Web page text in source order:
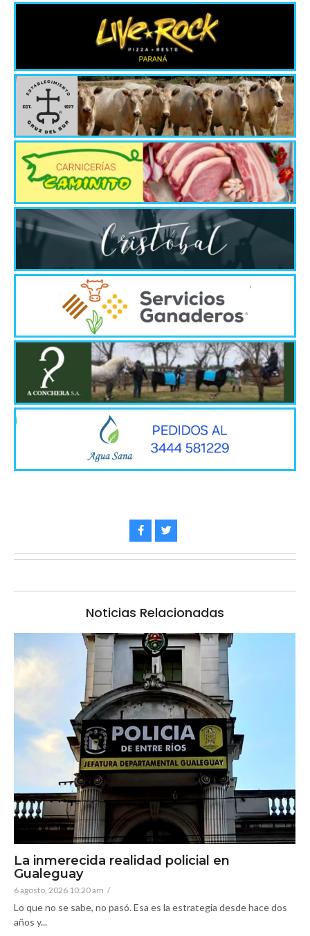
Noticias Relacionadas
La inmerecida realidad policial en
Gualeguay
6 agosto, 2026 10:20 am /
Lo que no se sabe, no pasó. Esa es la estrategia desde hace dos
años y...